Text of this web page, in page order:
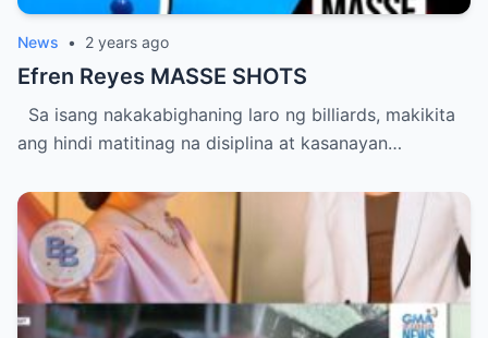
News • 2 years ago
Efren Reyes MASSE SHOTS
Sa isang nakakabighaning laro ng billiards, makikita
ang hindi matitinag na disiplina at kasanayan…